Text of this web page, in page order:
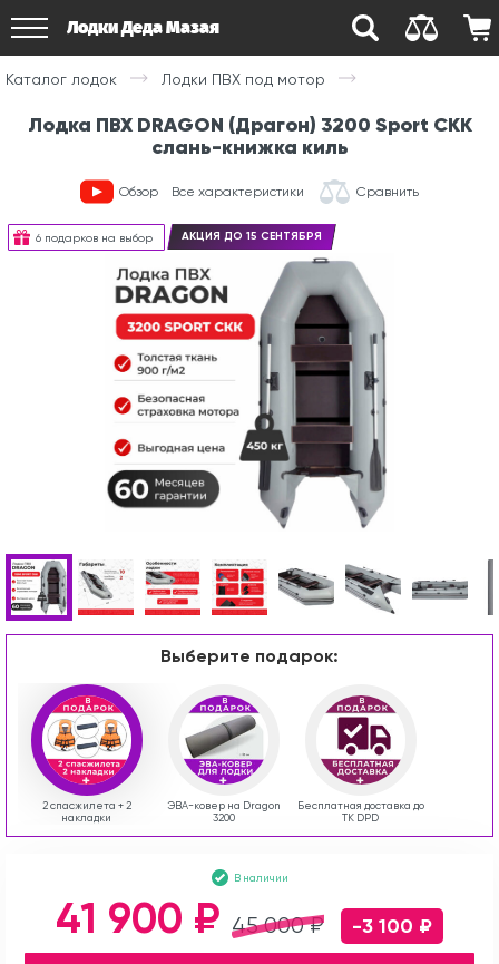
Лодки Деда Мазая
Каталог лодок Лодки ПВХ под мотор
Лодка ПВХ DRAGON (Драгон) 3200 Sport СКК
слань-книжка киль
Обзор Все характеристики Сравнить
6 подарков на выбор АКЦИЯ ДО 15 СЕНТЯБРЯ
Выберите подарок:
2 спасжилета + 2
накладки
ЭВА-ковер на Dragon
3200
Бесплатная доставка до
ТК DPD
В наличии
45 000 ₽
41 900 ₽ -3 100 ₽